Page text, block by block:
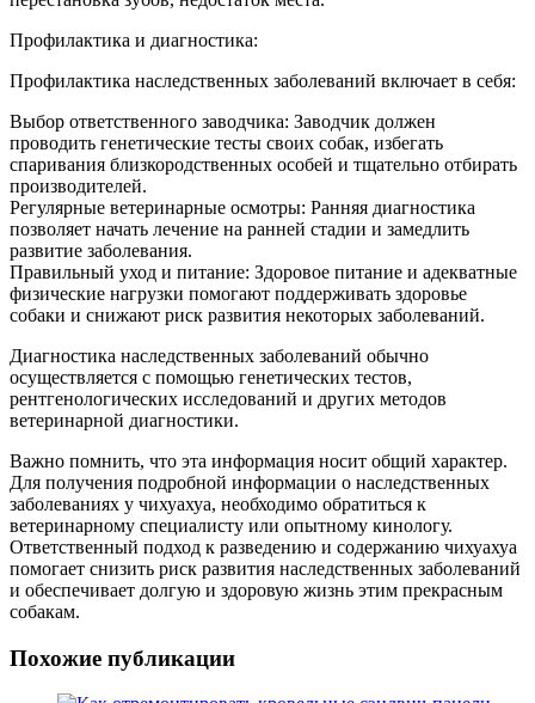
Профилактика и диагностика:
Профилактика наследственных заболеваний включает в себя:
Выбор ответственного заводчика: Заводчик должен
проводить генетические тесты своих собак, избегать
спаривания близкородственных особей и тщательно отбирать
производителей.
Регулярные ветеринарные осмотры: Ранняя диагностика
позволяет начать лечение на ранней стадии и замедлить
развитие заболевания.
Правильный уход и питание: Здоровое питание и адекватные
физические нагрузки помогают поддерживать здоровье
собаки и снижают риск развития некоторых заболеваний.
Диагностика наследственных заболеваний обычно
осуществляется с помощью генетических тестов,
рентгенологических исследований и других методов
ветеринарной диагностики.
Важно помнить, что эта информация носит общий характер.
Для получения подробной информации о наследственных
заболеваниях у чихуахуа, необходимо обратиться к
ветеринарному специалисту или опытному кинологу.
Ответственный подход к разведению и содержанию чихуахуа
помогает снизить риск развития наследственных заболеваний
и обеспечивает долгую и здоровую жизнь этим прекрасным
собакам.
Похожие публикации